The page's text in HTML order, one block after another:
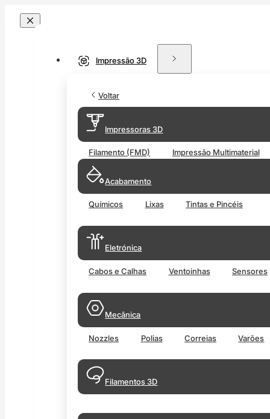
Impressão 3D
Voltar
Impressoras 3D
Filamento (FMD) Impressão Multimaterial
Acabamento
Químicos Lixas Tintas e Pincéis
Eletrónica
Cabos e Calhas Ventoinhas Sensores
Mecânica
Nozzles Polias Correias Varões
Filamentos 3D